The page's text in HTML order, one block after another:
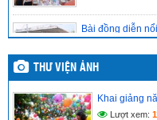
Bài đồng diễn
(04/09/2025)
THƯ VIỆN ẢNH
Khai giảng
Lượt xem: